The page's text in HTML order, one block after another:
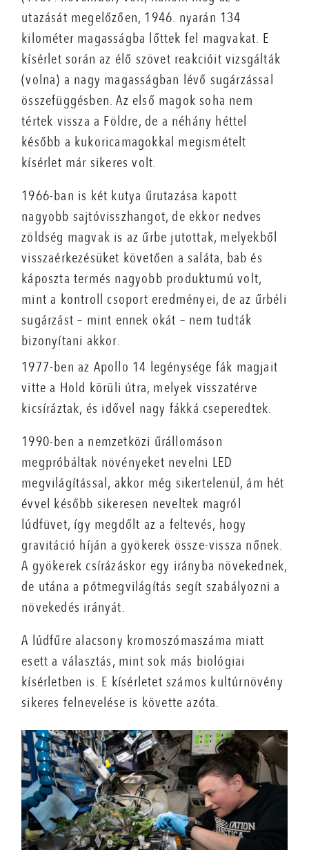
utazását megelőzően, 1946. nyarán 134
kilométer magasságba lőttek fel magvakat. E
kísérlet során az élő szövet reakcióit vizsgálták
(volna) a nagy magasságban lévő sugárzással
összefüggésben. Az első magok soha nem
tértek vissza a Földre, de a néhány héttel
később a kukoricamagokkal megismételt
kísérlet már sikeres volt.
1966-ban is két kutya űrutazása kapott
nagyobb sajtóvisszhangot, de ekkor nedves
zöldség magvak is az űrbe jutottak, melyekből
visszaérkezésüket követően a saláta, bab és
káposzta termés nagyobb produktumú volt,
mint a kontroll csoport eredményei, de az űrbéli
sugárzást – mint ennek okát – nem tudták
bizonyítani akkor.
1977-ben az Apollo 14 legénysége fák magjait
vitte a Hold körüli útra, melyek visszatérve
kicsíráztak, és idővel nagy fákká cseperedtek.
1990-ben a nemzetközi űrállomáson
megpróbáltak növényeket nevelni LED
megvilágítással, akkor még sikertelenül, ám hét
évvel később sikeresen neveltek magról
lúdfüvet, így megdőlt az a feltevés, hogy
gravitáció híján a gyökerek össze-vissza nőnek.
A gyökerek csírázáskor egy irányba növekednek,
de utána a pótmegvilágítás segít szabályozni a
növekedés irányát.
A lúdfűre alacsony kromoszómaszáma miatt
esett a választás, mint sok más biológiai
kísérletben is. E kísérletet számos kultúrnövény
sikeres felnevelése is követte azóta.